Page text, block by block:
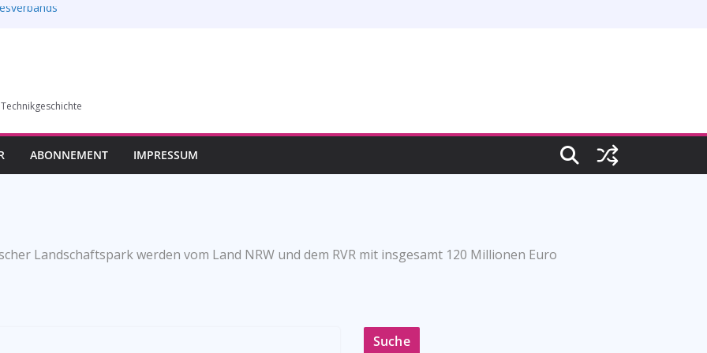
werden –
in Bochum vom
ABONNEMENT IMPRESSUM
Landschaftspark werden vom Land NRW und dem RVR mit insgesamt 120 Millionen Euro
Suche